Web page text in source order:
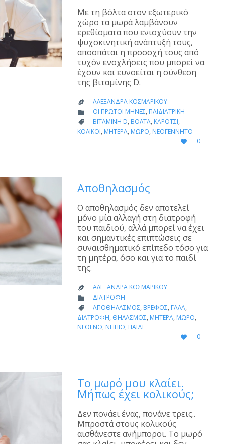
Με τη βόλτα στον εξωτερικό
χώρο τα μωρά λαμβάνουν
ερεθίσματα που ενισχύουν την
ψυχοκινητική ανάπτυξή τους,
αποσπάται η προσοχή τους από
τυχόν ενοχλήσεις που μπορεί να
έχουν και ευνοείται η σύνθεση
της βιταμίνης D.
 ΑΛΕΞΆΝΔΡΑ ΚΟΣΜΑΡΊΚΟΥ
 CATEGORY
ΟΙ ΠΡΏΤΟΙ ΜΉΝΕΣ, ΠΑΙΔΙΑΤΡΙΚΉ
 CATEGORY
ΒΙΤΑΜΊΝΗ D, ΒΌΛΤΑ, ΚΑΡΌΤΣΙ,
ΚΟΛΙΚΟΊ, ΜΗΤΈΡΑ, ΜΩΡΌ, ΝΕΟΓΈΝΝΗΤΟ

LOVE
IT
0
Αποθηλασμός
Ο αποθηλασμός δεν αποτελεί
μόνο μία αλλαγή στη διατροφή
του παιδιού, αλλά μπορεί να έχει
και σημαντικές επιπτώσεις σε
συναισθηματικό επίπεδο τόσο για
τη μητέρα, όσο και για το παιδί
της.
 ΑΛΕΞΆΝΔΡΑ ΚΟΣΜΑΡΊΚΟΥ
 CATEGORY
ΔΙΑΤΡΟΦΉ
 CATEGORY
ΑΠΟΘΗΛΑΣΜΌΣ, ΒΡΈΦΟΣ, ΓΆΛΑ,
ΔΙΑΤΡΟΦΉ, ΘΗΛΑΣΜΌΣ, ΜΗΤΈΡΑ, ΜΩΡΌ,
ΝΕΟΓΝΌ, ΝΉΠΙΟ, ΠΑΙΔΊ

LOVE
IT
0
Το μωρό μου κλαίει.
Μήπως έχει κολικούς;
Δεν πονάει ένας, πονάνε τρεις..
Μπροστά στους κολικούς
αισθάνεστε ανήμποροι. Το μωρό